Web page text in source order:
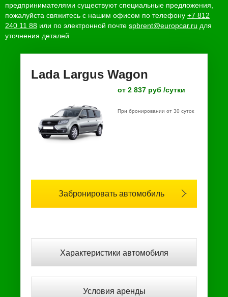
предпринимателями существуют специальные предложения,
пожалуйста свяжитесь с нашим офисом по телефону +7 812
240 11 88 или по электронной почте spbrent@europcar.ru для
уточнения деталей
Lada Largus Wagon
от 2 837 руб /сутки
При бронировании от 30 суток
Забронировать автомобиль
Характеристики автомобиля
Условия аренды